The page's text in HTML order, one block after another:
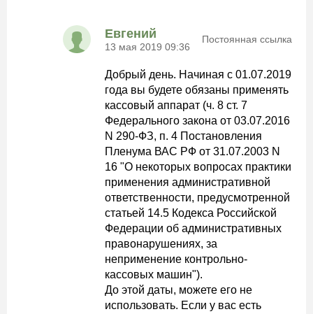
Евгений
13 мая 2019 09:36
Постоянная ссылка
Добрый день. Начиная с 01.07.2019
года вы будете обязаны применять
кассовый аппарат (ч. 8 ст. 7
Федерального закона от 03.07.2016
N 290-ФЗ, п. 4 Постановления
Пленума ВАС РФ от 31.07.2003 N
16 "О некоторых вопросах практики
применения административной
ответственности, предусмотренной
статьей 14.5 Кодекса Российской
Федерации об административных
правонарушениях, за
неприменение контрольно-
кассовых машин").
До этой даты, можете его не
использовать. Если у вас есть